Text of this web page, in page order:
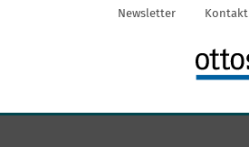
Newsletter Kontakt